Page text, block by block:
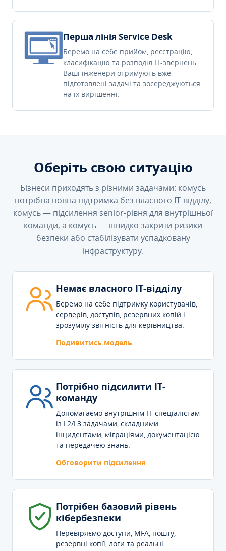
Перша лінія Service Desk
Беремо на себе прийом, реєстрацію,
класифікацію та розподіл IT-звернень.
Ваші інженери отримують вже
підготовлені задачі та зосереджуються
на їх вирішенні.
Оберіть свою ситуацію
Бізнеси приходять з різними задачами: комусь
потрібна повна підтримка без власного IT-відділу,
комусь — підсилення senior-рівня для внутрішньої
команди, а комусь — швидко закрити ризики
безпеки або стабілізувати успадковану
інфраструктуру.
Немає власного IT-відділу
Беремо на себе підтримку користувачів,
серверів, доступів, резервних копій і
зрозумілу звітність для керівництва.
Подивитись модель
Потрібно підсилити IT-
команду
Допомагаємо внутрішнім IT-спеціалістам
із L2/L3 задачами, складними
інцидентами, міграціями, документацією
та передачею знань.
Обговорити підсилення
Потрібен базовий рівень
кібербезпеки
Перевіряємо доступи, MFA, пошту,
резервні копії, логи та реальні